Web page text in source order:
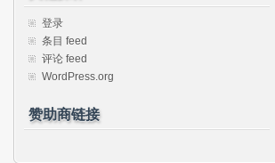
登录
条目 feed
评论 feed
WordPress.org
赞助商链接